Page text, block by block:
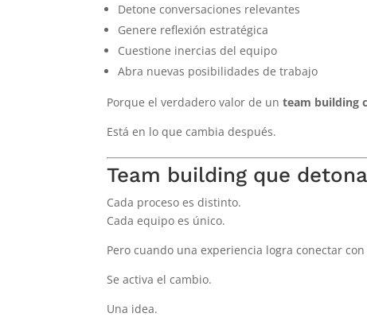
Detone conversaciones relevantes
Genere reflexión estratégica
Cuestione inercias del equipo
Abra nuevas posibilidades de trabajo
Porque el verdadero valor de unteam building
Está en lo que cambia después.
Team building que
Cada proceso es distinto.
Cada equipo es único.
Pero cuando una experiencia logra conectar
Se activa el cambio.
Una idea.